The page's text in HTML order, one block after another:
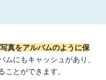
真をアルバムのように保
ムにもキャッシュがあり、
ことができます。